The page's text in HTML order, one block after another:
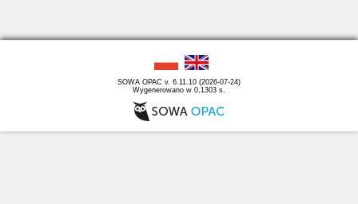
SOWA OPAC v. 6.11.10 (2026-07-24)
Wygenerowano w 0,1303 s.